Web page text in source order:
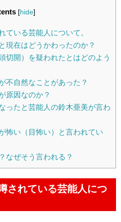
[hide]
ている芸能人について。
現在はどうかわったのか？
切開）を疑われたとはどのよう
不自然なことがあった？
原因なのか？
ったと芸能人の鈴木亜美が言わ
怖い（目怖い）と言われてい
なぜそう言われる？
されている芸能人につ